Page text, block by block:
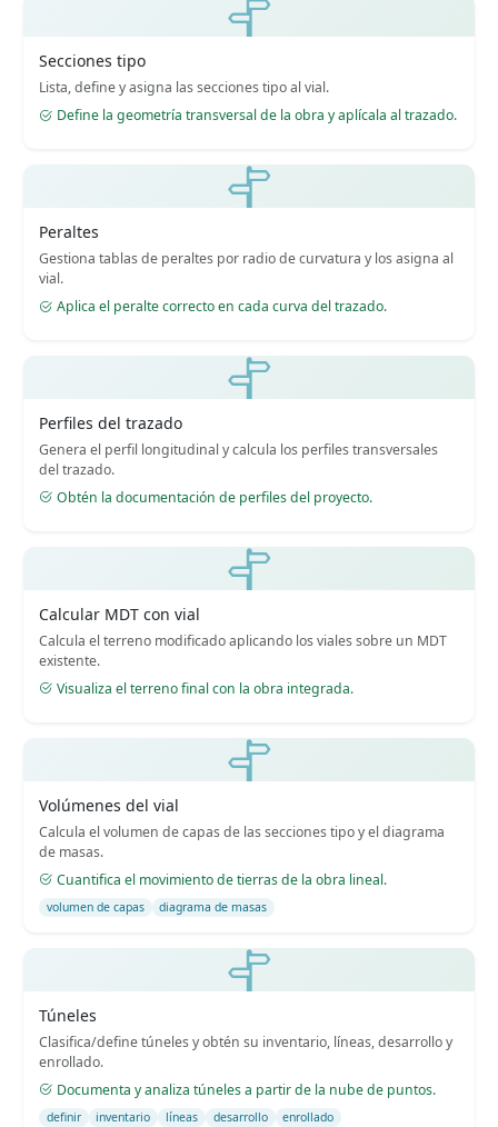
Secciones tipo
Lista, define y asigna las secciones tipo al vial.
Define la geometría transversal de la obra y aplícala al trazado.
Peraltes
Gestiona tablas de peraltes por radio de curvatura y los asigna al
vial.
Aplica el peralte correcto en cada curva del trazado.
Perfiles del trazado
Genera el perfil longitudinal y calcula los perfiles transversales
del trazado.
Obtén la documentación de perfiles del proyecto.
Calcular MDT con vial
Calcula el terreno modificado aplicando los viales sobre un MDT
existente.
Visualiza el terreno final con la obra integrada.
Volúmenes del vial
Calcula el volumen de capas de las secciones tipo y el diagrama
de masas.
Cuantifica el movimiento de tierras de la obra lineal.
volumen de capas diagrama de masas
Túneles
Clasifica/define túneles y obtén su inventario, líneas, desarrollo y
enrollado.
Documenta y analiza túneles a partir de la nube de puntos.
definir inventario líneas desarrollo enrollado